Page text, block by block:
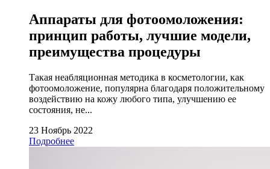
Аппараты для фотоомоложения:
принцип работы, лучшие модели,
преимущества процедуры
Такая неабляционная методика в косметологии, как
фотоомоложение, популярна благодаря положительному
воздействию на кожу любого типа, улучшению ее
состояния, не...
23 Ноябрь 2022
Подробнее